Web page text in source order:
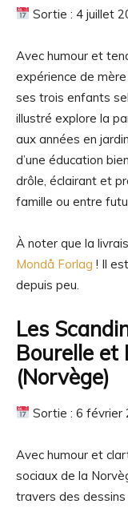
Sortie : 4 juillet
Avec humour et
expérience de
ses trois enfants
illustré explore la
aux années en
d’une éducation
drôle, éclairant et
famille ou entre
À noter que la
Mondå Forlag ! Il
depuis peu.
Les
Bourelle et
(Norvège)
Sortie : 6 février
Avec humour et
sociaux de la
travers des